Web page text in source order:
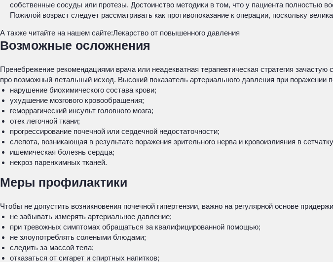
собственные сосуды или протезы. Достоинство методики в том, что у пациента полностью
Пожилой возраст следует рассматривать как противопоказание к операции, поскольку
А также читайте на нашем сайте:Лекарство от повышенного давления
Возможные осложнения
Пренебрежение рекомендациями врача или неадекватная терапевтическая стратегия
про возможный летальный исход. Высокий показатель артериального давления при поражении
нарушение биохимического состава крови;
ухудшение мозгового кровообращения;
геморрагический инсульт головного мозга;
отек легочной ткани;
прогрессирование почечной или сердечной недостаточности;
слепота, возникающая в результате поражения зрительного нерва и кровоизлияния в
ишемическая болезнь сердца;
некроз паренхимных тканей.
Меры профилактики
Чтобы не допустить возникновения почечной гипертензии, важно на регулярной основе
не забывать измерять артериальное давление;
при тревожных симптомах обращаться за квалифицированной помощью;
не злоупотреблять солеными блюдами;
следить за массой тела;
отказаться от сигарет и спиртных напитков;